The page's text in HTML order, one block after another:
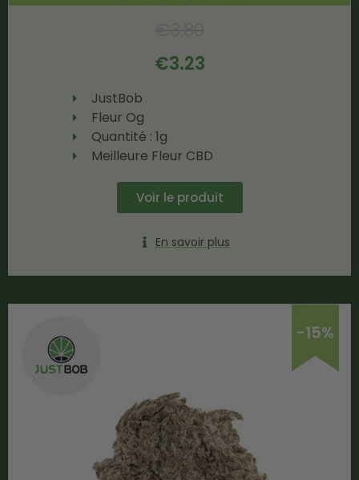
€3.23
JustBob
Fleur Og
Quantité : 1g
Meilleure Fleur CBD
Voir le produit
En savoir plus
-15%